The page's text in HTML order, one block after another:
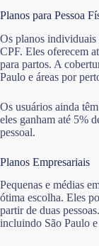
Planos para Pessoa
Os planos individuais
CPF. Eles oferecem
para partos. A
Paulo e áreas por
Os usuários ainda
eles ganham até 5%
pessoal.
Planos Empresariais
Pequenas e médias
ótima escolha. Eles
partir de duas
incluindo São Paulo